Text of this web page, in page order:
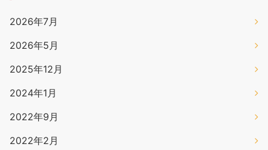
2026年7月
2026年5月
2025年12月
2024年1月
2022年9月
2022年2月